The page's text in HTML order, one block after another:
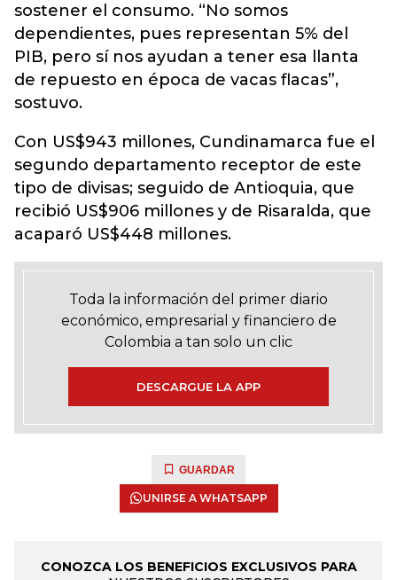
sostener el consumo. “No somos
dependientes, pues representan 5% del
PIB, pero sí nos ayudan a tener esa llanta
de repuesto en época de vacas flacas”,
sostuvo.
Con US$943 millones, Cundinamarca fue el
segundo departamento receptor de este
tipo de divisas; seguido de Antioquia, que
recibió US$906 millones y de Risaralda, que
acaparó US$448 millones.
Toda la información del primer diario
económico, empresarial y financiero de
Colombia a tan solo un clic
DESCARGUE LA APP
GUARDAR
UNIRSE A WHATSAPP
CONOZCA LOS BENEFICIOS EXCLUSIVOS PARA